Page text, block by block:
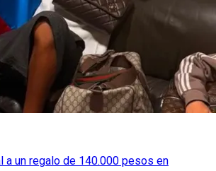
a un regalo de 140.000 pesos en